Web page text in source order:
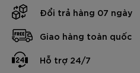
Đổi trả hàng 07 ngày
Giao hàng toàn quốc
Hỗ trợ 24/7